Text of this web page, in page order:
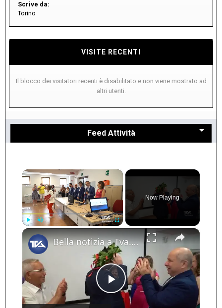
Scrive da:
Torino
VISITE RECENTI
Il blocco dei visitatori recenti è disabilitato e non viene mostrato ad
altri utenti.
Feed Attività
×
Now Playing
×
Play
Bella notizia a Tva. Laurea magistrale per Antonio Scarvaglieri in Ingegneria delle Telecomunicazion